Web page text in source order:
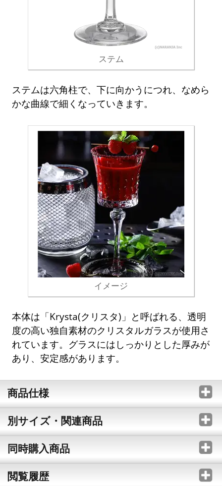
ステム
ステムは六角柱で、下に向かうにつれ、なめら
かな曲線で細くなっていきます。
イメージ
本体は「Krysta(クリスタ)」と呼ばれる、透明
度の高い独自素材のクリスタルガラスが使用さ
れています。グラスにはしっかりとした厚みが
あり、安定感があります。
商品仕様
別サイズ・関連商品
同時購入商品
閲覧履歴